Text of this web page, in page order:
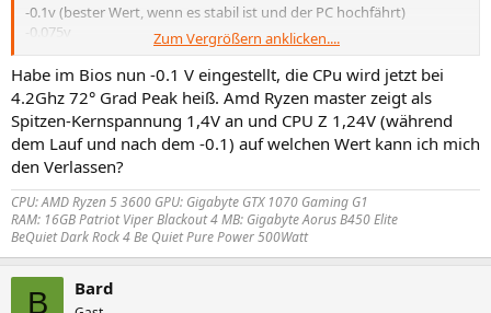
-0.1v (bester Wert, wenn es stabil ist und der PC hochfährt)
-0.075v
-0.05v
-0.025v (ab hier kann mans fast sein lassen)
Das MINUS ist ganz wichtig, sowie die 0 nach dem Punkt bei allen
Werten unter -0.1v.
Zum Vergrößern anklicken....
Habe im Bios nun -0.1 V eingestellt, die CPu wird jetzt bei
4.2Ghz 72° Grad Peak heiß. Amd Ryzen master zeigt als
Spitzen-Kernspannung 1,4V an und CPU Z 1,24V (während
dem Lauf und nach dem -0.1) auf welchen Wert kann ich mich
den Verlassen?
CPU: AMD Ryzen 5 3600 GPU: Gigabyte GTX 1070 Gaming G1
RAM: 16GB Patriot Viper Blackout 4 MB: Gigabyte Aorus B450 Elite
BeQuiet Dark Rock 4 Be Quiet Pure Power 500Watt
B Bard